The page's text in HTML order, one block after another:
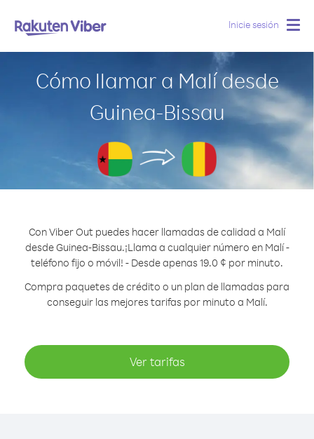
Inicie sesión
Cómo llamar a Malí desde
Guinea-Bissau
Con Viber Out puedes hacer llamadas de calidad a Malí
desde Guinea-Bissau.¡Llama a cualquier número en Malí -
teléfono fijo o móvil! - Desde apenas 19.0 ¢ por minuto.
Compra paquetes de crédito o un plan de llamadas para
conseguir las mejores tarifas por minuto a Malí.
Ver tarifas